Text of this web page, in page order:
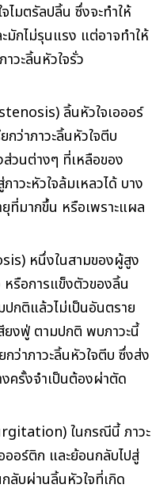
ไมตรัลปลิ้น ซึ่งจะทำให้
มักไม่รุนแรง แต่อาจทำให้
วะลิ้นหัวใจรั่ว
ลิ้นหัวใจเอออร์
ว่าภาวะลิ้นหัวใจตีบ
วนต่างๆ ที่เหลือของ
าวะหัวใจล้มเหลวได้ บาง
ที่มากขึ้น หรือเพราะแผล
หนึ่งในสามของผู้สูง
หรือการแข็งตัวของลิ้น
ปกติแล้วไม่เป็นอันตราย
ยงฟู่ ตามปกติ พบภาวะนี้
ว่าภาวะลิ้นหัวใจตีบ ซึ่งส่ง
ครั้งจำเป็นต้องผ่าตัด
ในกรณีนี้ ภาวะ
ออร์ติก และย้อนกลับไปสู่
ลับผ่านลิ้นหัวใจที่เกิด